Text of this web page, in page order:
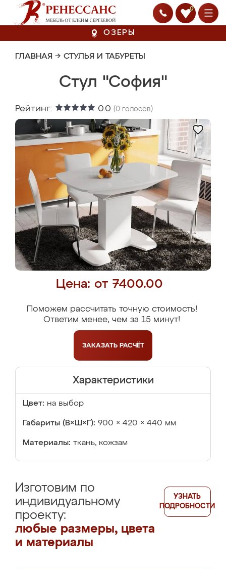
0
ОЗЕРЫ
ГЛАВНАЯ → СТУЛЬЯ И ТАБУРЕТЫ
Стул "София"
Рейтинг: 0.0 (0 голосов)
Цена: от 7400.00
Поможем рассчитать точную стоимость!
Ответим менее, чем за 15 минут!
ЗАКАЗАТЬ РАСЧЁТ
Характеристики
Цвет: на выбор
Габариты (В×Ш×Г): 900 × 420 × 440 мм
Материалы: ткань, кожзам
Изготовим по
индивидуальному
проекту:
любые размеры, цвета
и материалы
УЗНАТЬ
ПОДРОБНОСТИ